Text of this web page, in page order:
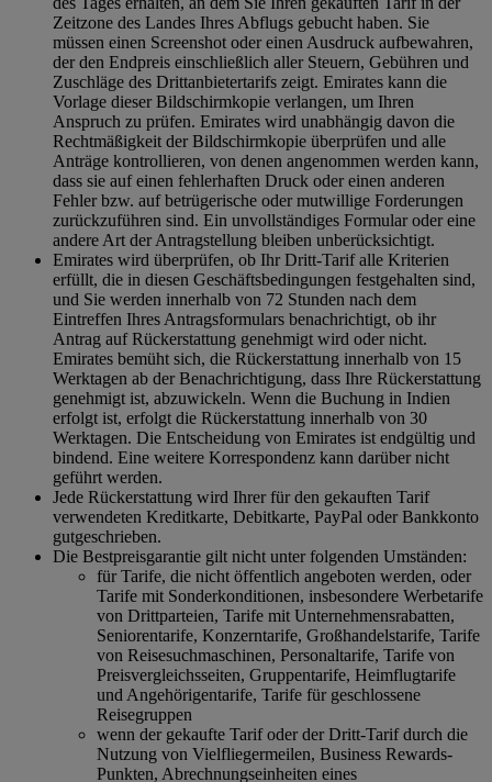
Zeitzone des Landes Ihres Abflugs gebucht haben. Sie
müssen einen Screenshot oder einen Ausdruck aufbewahren,
der den Endpreis einschließlich aller Steuern, Gebühren und
Zuschläge des Drittanbietertarifs zeigt. Emirates kann die
Vorlage dieser Bildschirmkopie verlangen, um Ihren
Anspruch zu prüfen. Emirates wird unabhängig davon die
Rechtmäßigkeit der Bildschirmkopie überprüfen und alle
Anträge kontrollieren, von denen angenommen werden kann,
dass sie auf einen fehlerhaften Druck oder einen anderen
Fehler bzw. auf betrügerische oder mutwillige Forderungen
zurückzuführen sind. Ein unvollständiges Formular oder eine
andere Art der Antragstellung bleiben unberücksichtigt.
Emirates wird überprüfen, ob Ihr Dritt-Tarif alle Kriterien
erfüllt, die in diesen Geschäftsbedingungen festgehalten sind,
und Sie werden innerhalb von 72 Stunden nach dem
Eintreffen Ihres Antragsformulars benachrichtigt, ob ihr
Antrag auf Rückerstattung genehmigt wird oder nicht.
Emirates bemüht sich, die Rückerstattung innerhalb von 15
Werktagen ab der Benachrichtigung, dass Ihre Rückerstattung
genehmigt ist, abzuwickeln. Wenn die Buchung in Indien
erfolgt ist, erfolgt die Rückerstattung innerhalb von 30
Werktagen. Die Entscheidung von Emirates ist endgültig und
bindend. Eine weitere Korrespondenz kann darüber nicht
geführt werden.
Jede Rückerstattung wird Ihrer für den gekauften Tarif
verwendeten Kreditkarte, Debitkarte, PayPal oder Bankkonto
gutgeschrieben.
Die Bestpreisgarantie gilt nicht unter folgenden Umständen:
für Tarife, die nicht öffentlich angeboten werden, oder
Tarife mit Sonderkonditionen, insbesondere Werbetarife
von Drittparteien, Tarife mit Unternehmensrabatten,
Seniorentarife, Konzerntarife, Großhandelstarife, Tarife
von Reisesuchmaschinen, Personaltarife, Tarife von
Preisvergleichsseiten, Gruppentarife, Heimflugtarife
und Angehörigentarife, Tarife für geschlossene
Reisegruppen
wenn der gekaufte Tarif oder der Dritt-Tarif durch die
Nutzung von Vielfliegermeilen, Business Rewards-
Punkten, Abrechnungseinheiten eines